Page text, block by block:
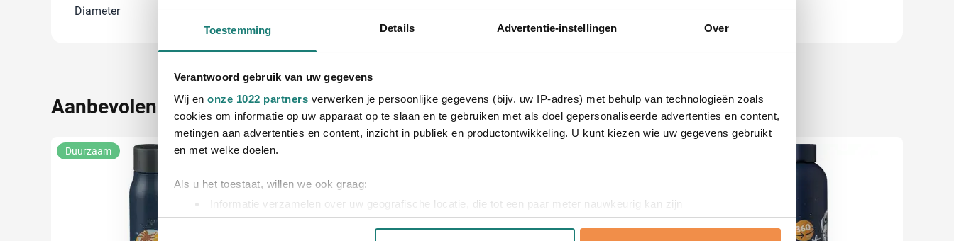
Toestemming Details Advertentie-instellingen Over
Verantwoord gebruik van uw gegevens
Wij en onze 1022 partners verwerken je persoonlijke gegevens (bijv. uw IP-adres) met behulp van technologieën zoals
cookies om informatie op uw apparaat op te slaan en te gebruiken met als doel gepersonaliseerde advertenties en content,
metingen aan advertenties en content, inzicht in publiek en productontwikkeling. U kunt kiezen wie uw gegevens gebruikt
en met welke doelen.
Als u het toestaat, willen we ook graag:
Informatie verzamelen over uw geografische locatie, die tot een paar meter nauwkeurig kan zijn
Uw apparaat identificeren door het actief te scannen op specifieke eigenschappen (fingerprinting)
Diameter
7 cm
Aanbevolen voor jou
Duurzaam